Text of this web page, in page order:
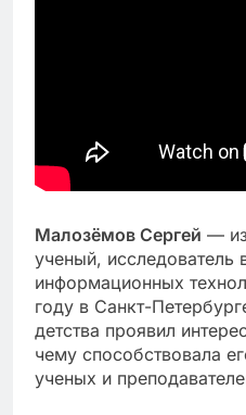
Малозёмов Сергей —
ученый, исследователь
информационных
году в Санкт-
детства проявил
чему способствовала
ученых и